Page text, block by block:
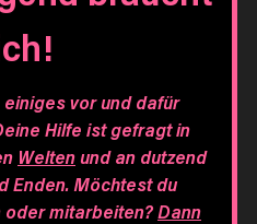
vor und dafür
Hilfe ist gefragt in
Weltenund an dutzend
Enden. Möchtest du
oder mitarbeiten?Dann